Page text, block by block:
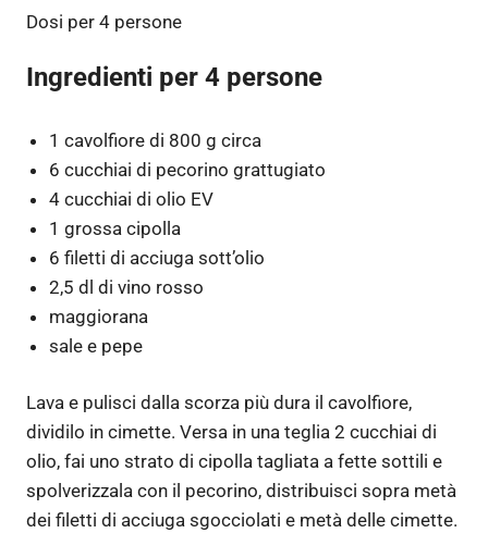
Dosi per 4 persone
Ingredienti per 4 persone
1 cavolfiore di 800 g circa
6 cucchiai di pecorino grattugiato
4 cucchiai di olio EV
1 grossa cipolla
6 filetti di acciuga sott’olio
2,5 dl di vino rosso
maggiorana
sale e pepe
Lava e pulisci dalla scorza più dura il cavolfiore,
dividilo in cimette. Versa in una teglia 2 cucchiai di
olio, fai uno strato di cipolla tagliata a fette sottili e
spolverizzala con il pecorino, distribuisci sopra metà
dei filetti di acciuga sgocciolati e metà delle cimette.